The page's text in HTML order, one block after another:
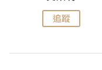
追蹤